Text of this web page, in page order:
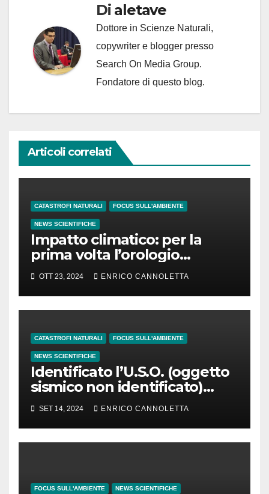
Di aletave
Dottore in Scienze Naturali,
copywriter e blogger presso
Search On Media Group.
Fondatore di questo blog.
Articoli correlati
CATASTROFI NATURALI FOCUS SULL'AMBIENTE
NEWS SCIENTIFICHE
Impatto climatico: per la
prima volta l’orologio
standard potrebbe essere
ritardato di 1″
OTT 23, 2024 ENRICO CANNOLETTA
CATASTROFI NATURALI FOCUS SULL'AMBIENTE
NEWS SCIENTIFICHE
Identificato l’U.S.O. (oggetto
sismico non identificato)
osservato in Groenlandia
SET 14, 2024 ENRICO CANNOLETTA
FOCUS SULL'AMBIENTE NEWS SCIENTIFICHE